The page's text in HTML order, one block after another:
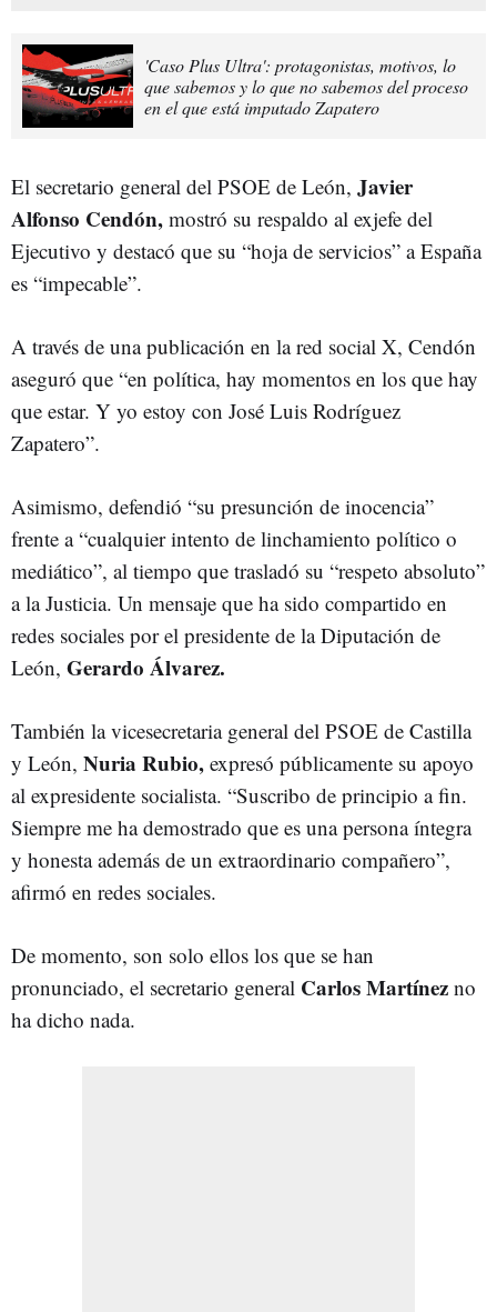
'Caso Plus Ultra': protagonistas, motivos, lo
que sabemos y lo que no sabemos del proceso
en el que está imputado Zapatero
El secretario general del PSOE de León, Javier
Alfonso Cendón, mostró su respaldo al exjefe del
Ejecutivo y destacó que su “hoja de servicios” a España
es “impecable”.
A través de una publicación en la red social X, Cendón
aseguró que “en política, hay momentos en los que hay
que estar. Y yo estoy con José Luis Rodríguez
Zapatero”.
Asimismo, defendió “su presunción de inocencia”
frente a “cualquier intento de linchamiento político o
mediático”, al tiempo que trasladó su “respeto absoluto”
a la Justicia. Un mensaje que ha sido compartido en
redes sociales por el presidente de la Diputación de
León, Gerardo Álvarez.
También la vicesecretaria general del PSOE de Castilla
y León, Nuria Rubio, expresó públicamente su apoyo
al expresidente socialista. “Suscribo de principio a fin.
Siempre me ha demostrado que es una persona íntegra
y honesta además de un extraordinario compañero”,
afirmó en redes sociales.
De momento, son solo ellos los que se han
pronunciado, el secretario general Carlos Martínez no
ha dicho nada.